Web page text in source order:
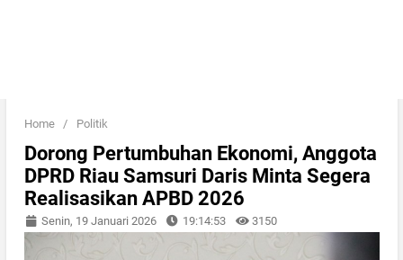
Home / Politik
Dorong Pertumbuhan Ekonomi, Anggota
DPRD Riau Samsuri Daris Minta Segera
Realisasikan APBD 2026
Senin, 19 Januari 2026 19:14:53 3150